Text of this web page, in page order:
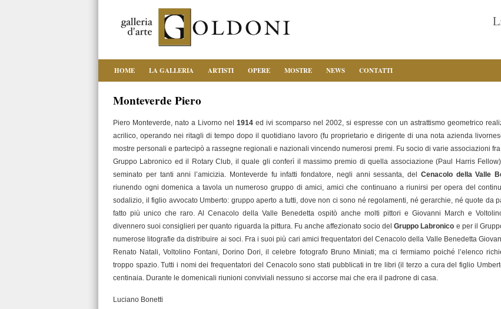
HOME LA GALLERIA ARTISTI OPERE MOSTRE NEWS CONTATTI
Monteverde Piero
Piero Monteverde, nato a Livorno nel 1914 ed ivi scomparso nel 2002, si espresse con un astrattismo geometrico
acrilico, operando nei ritagli di tempo dopo il quotidiano lavoro (fu proprietario e dirigente di una nota azienda
mostre personali e partecipò a rassegne regionali e nazionali vincendo numerosi premi. Fu socio di varie associazioni fra
Gruppo Labronico ed il Rotary Club, il quale gli conferì il massimo premio di quella associazione (Paul Harris
seminato per tanti anni l’amicizia. Monteverde fu infatti fondatore, negli anni sessanta, del Cenacolo della Valle
riunendo ogni domenica a tavola un numeroso gruppo di amici, amici che continuano a riunirsi per opera del
sodalizio, il figlio avvocato Umberto: gruppo aperto a tutti, dove non ci sono né regolamenti, né gerarchie, né quote da
fatto più unico che raro. Al Cenacolo della Valle Benedetta ospitò anche molti pittori e Giovanni March e
divennero suoi consiglieri per quanto riguarda la pittura. Fu anche affezionato socio delGruppo Labronico e per il
numerose litografie da distribuire ai soci. Fra i suoi più cari amici frequentatori del Cenacolo della Valle Benedet­ta
Renato Natali, Voltolino Fontani, Dorino Dori, il celebre fotografo Bruno Miniati; ma ci fermiamo poiché l’elenco
troppo spazio. Tutti i nomi dei frequentatori del Cenacolo sono stati pubblicati in tre libri (il terzo a cura del figlio
centinaia. Durante le domenicali riunioni conviviali nessuno si accorse mai che era il padrone di casa.
Luciano Bonetti